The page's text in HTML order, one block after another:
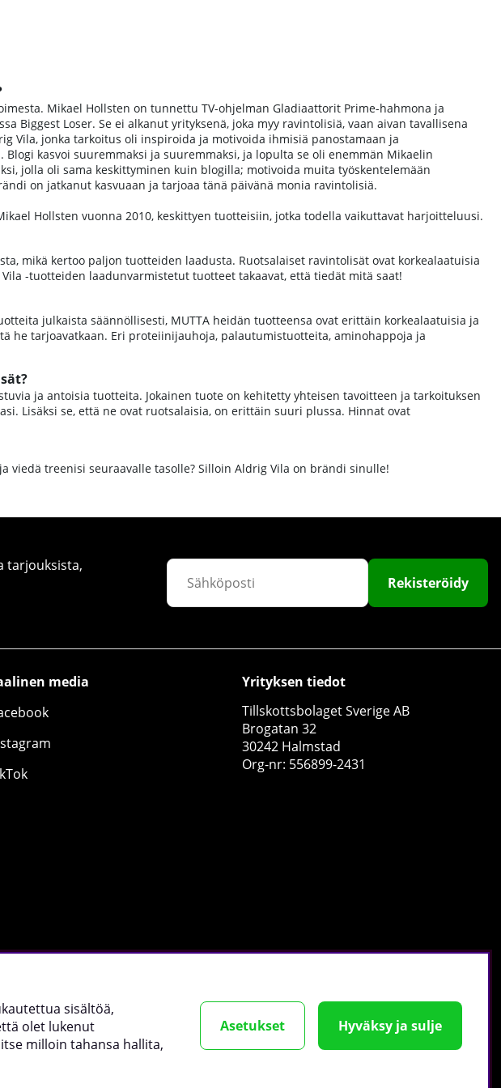
Mikael Hollsten on tunnettu TV-ohjelman Gladiaattorit Prime-hahmona ja
Biggest Loser. Se ei alkanut yrityksenä, joka myy ravintolisiä, vaan aivan tavallisena
Vila, jonka tarkoitus oli inspiroida ja motivoida ihmisiä panostamaan ja
kasvoi suuremmaksi ja suuremmaksi, ja lopulta se oli enemmän Mikaelin
jolla oli sama keskittyminen kuin blogilla; motivoida muita työskentelemään
on jatkanut kasvuaan ja tarjoaa tänä päivänä monia ravintolisiä.
Hollsten vuonna 2010, keskittyen tuotteisiin, jotka todella vaikuttavat harjoitteluusi.
mikä kertoo paljon tuotteiden laadusta. Ruotsalaiset ravintolisät ovat korkealaatuisia
-tuotteiden laadunvarmistetut tuotteet takaavat, että tiedät mitä saat!
julkaista säännöllisesti, MUTTA heidän tuotteensa ovat erittäin korkealaatuisia ja
he tarjoavatkaan. Eri proteiinijauhoja, palautumistuotteita, aminohappoja ja
ja antoisia tuotteita. Jokainen tuote on kehitetty yhteisen tavoitteen ja tarkoituksen
Lisäksi se, että ne ovat ruotsalaisia, on erittäin suuri plussa. Hinnat ovat
viedä treenisi seuraavalle tasolle? Silloin Aldrig Vila on brändi sinulle!
tarjouksista,
Rekisteröidy
media
Yrityksen tiedot
Tillskottsbolaget Sverige AB
Brogatan 32
30242 Halmstad
Org-nr: 556899-2431
- lue lisää täältä
sisältöä,
olet lukenut
milloin tahansa hallita,
Asetukset Hyväksy ja sulje